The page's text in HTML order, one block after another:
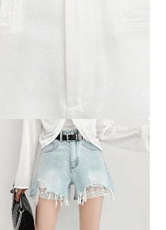
젤리 반바지(벨트SET)
27,900원